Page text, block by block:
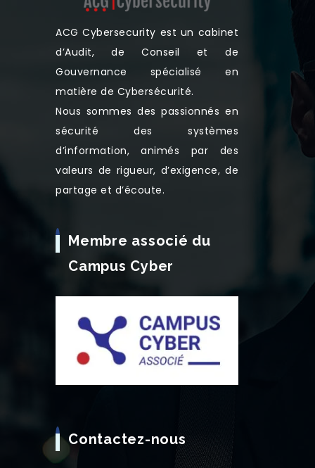
ACG Cybersecurity est un cabinet
d’Audit, de Conseil et de
Gouvernance spécialisé en
matière de Cybersécurité.
Nous sommes des passionnés en
sécurité des systèmes
d’information, animés par des
valeurs de rigueur, d’exigence, de
partage et d’écoute.
Membre associé du
Campus Cyber
Contactez-nous